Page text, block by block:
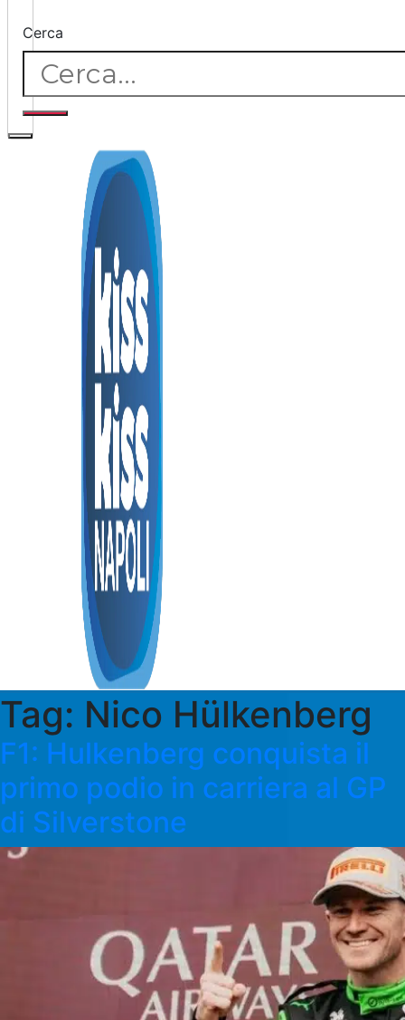
Cerca
Tag: Nico Hülkenberg
F1: Hulkenberg conquista il
primo podio in carriera al GP
di Silverstone